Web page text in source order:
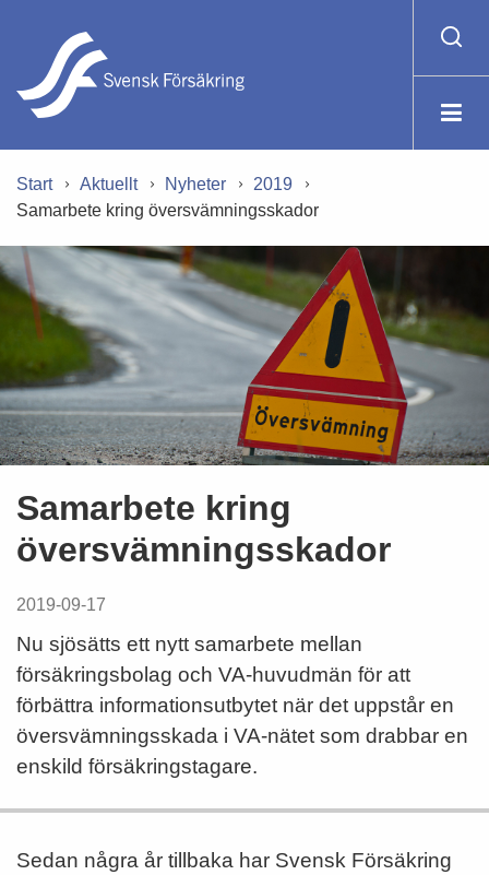
Start Aktuellt Nyheter
2019
Samarbete kring översvämningsskador
Samarbete kring
översvämningsskador
2019-09-17
Nu sjösätts ett nytt samarbete mellan
försäkringsbolag och VA-huvudmän för att
förbättra informationsutbytet när det uppstår en
översvämningsskada i VA-nätet som drabbar en
enskild försäkringstagare.
Sedan några år tillbaka har Svensk Försäkring